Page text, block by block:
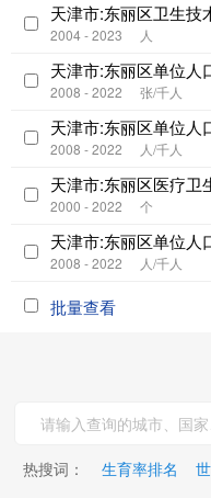
天津市:东丽区卫生技
2004 - 2023 人
天津市:东丽区单位人
2008 - 2022 张/千人
天津市:东丽区单位人
2008 - 2022 人/千人
天津市:东丽区医疗卫
2000 - 2022 个
天津市:东丽区单位人
2008 - 2022 人/千人
批量查看
热搜词： 生育率排名